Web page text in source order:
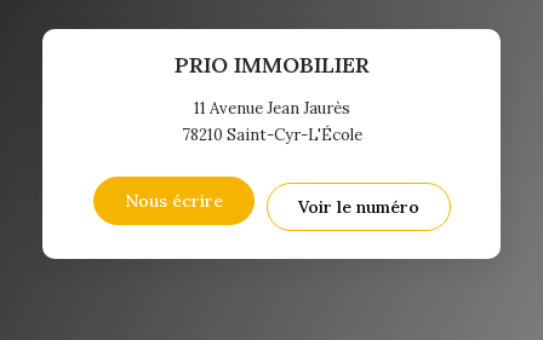
PRIO IMMOBILIER
11 Avenue Jean Jaurès
78210 Saint-Cyr-L'École
Nous écrire Voir le numéro